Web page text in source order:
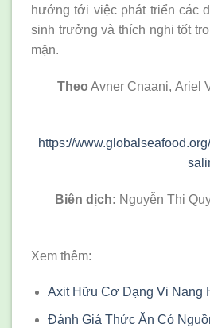
hướng tới việc phát triển các
sinh trưởng và thích nghi tốt
mặn.
Theo Avner Cnaani, Ariel
https://
Biên dịch: Nguyễn Thị
Xem thêm:
Axit Hữu Cơ Dạng Vi Nang
Đánh Giá Thức Ăn Có